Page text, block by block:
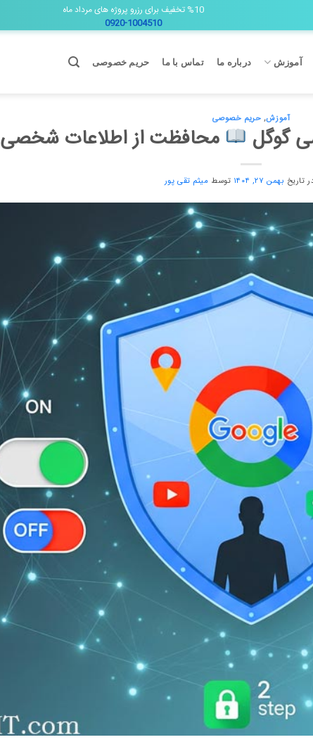
%10 تخفیف برای رزرو پروژه های مرداد ماه
0920-1004510
آموزش درباره ما تماس با ما حریم خصوصی
آموزش, حریم خصوصی
گوگل محافظت از اطلاعات شخصی ۲۰۲۶
تاریخ بهمن ۲۷, ۱۴۰۴ توسط میثم تقی پور